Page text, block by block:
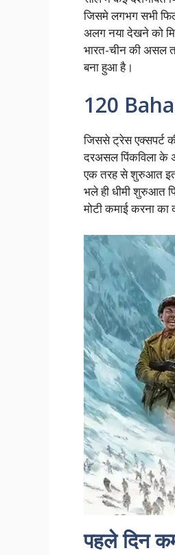
जिसमे लगभग सभी
अलग नया देखने को
भारत-चीन की असल
बना हुआ है।
120
जिससे ट्रेस एक्सपर्ट
दरअसल पिंकविला के
एक तरह से शुरुआत
भले ही धीमी शुरुआत
मोटी कमाई करना का
पहले दिन